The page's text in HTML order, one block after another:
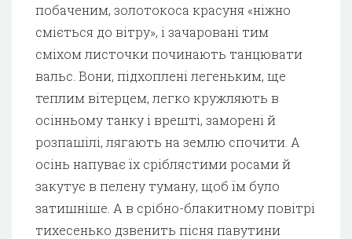
побаченим, золотокоса красуня «ніжно
сміється до вітру», і зачаровані тим
сміхом листочки починають танцювати
вальс. Вони, підхоплені легеньким, ще
теплим вітерцем, легко кружляють в
осінньому танку і врешті, заморені й
розпашілі, лягають на землю спочити. А
осінь напуває їх сріблястими росами й
закутує в пелену туману, щоб їм було
затишніше. А в срібно-блакитному повітрі
тихесенько дзвенить пісня павутини